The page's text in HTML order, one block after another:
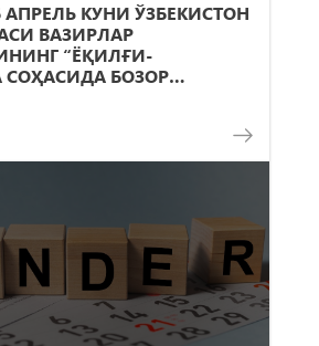
АПРЕЛЬ КУНИ ЎЗБЕКИСТОН
ВАЗИРЛАР
“ЁҚИЛҒИ-
СОҲАСИДА БОЗОР
ТЎҒРИСИДА” ГИ ҚАРОРИ